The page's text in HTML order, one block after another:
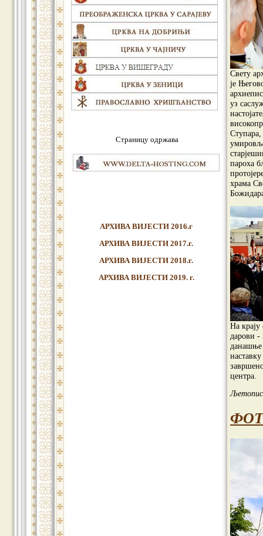
Страницу одржава
АРХИВА ВИЈЕСТИ 2016.г
АРХИВА ВИЈЕСТИ 2017.г.
АРХИВА ВИЈЕСТИ 2018.г.
АРХИВА ВИЈЕСТИ 2019. г.
Свету
је
уз
Ступара,
пароха
храма
На крају
дарови -
данашње
центра.